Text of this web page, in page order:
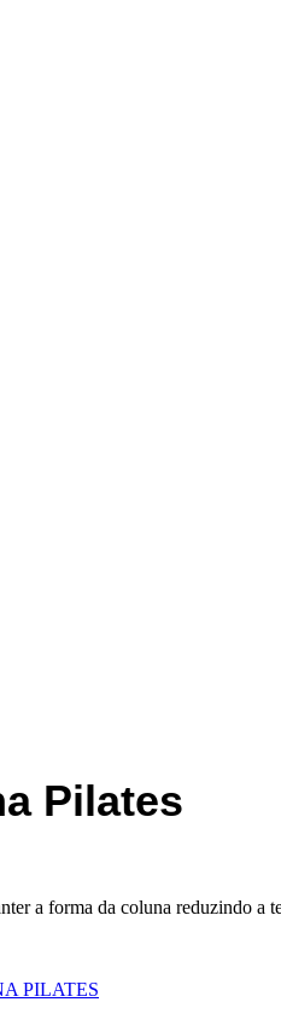
Pilates
a forma da coluna reduzindo a
PILATES